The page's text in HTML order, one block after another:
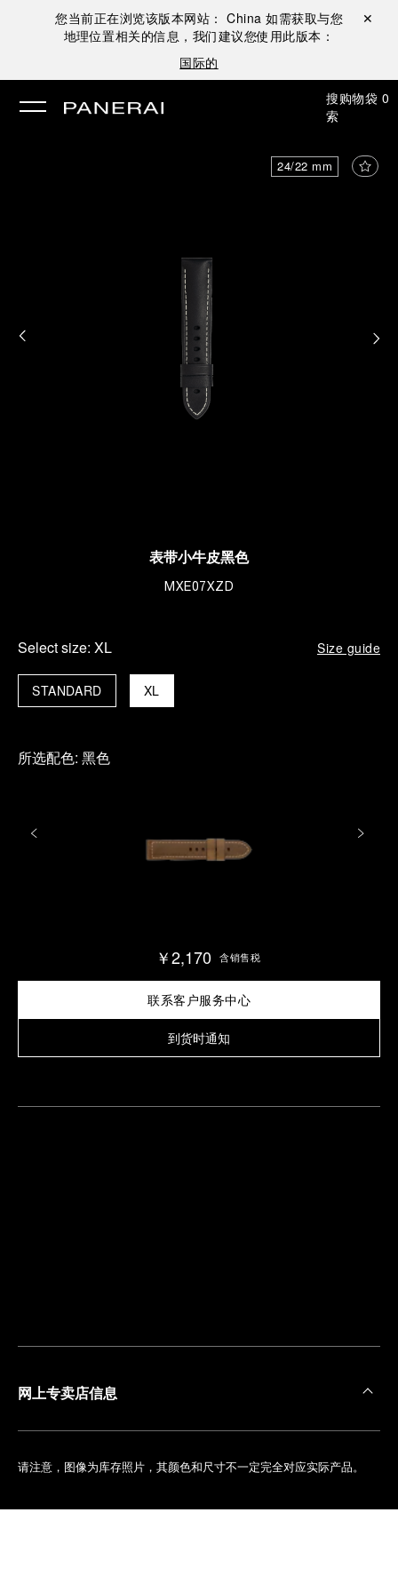
您当前正在浏览该版本网站： China 如需获取与您
地理位置相关的信息，我们建议您使用此版本：
国际的
关闭 ✕
搜
索
购物袋 0
24/22 mm
表带小牛皮黑色
MXE07XZD
Select size: XL Size guide
XL
STANDARD
所选配色: 黑色
￥2,170 含销售税
联系客户服务中心
到货时通知
网上专卖店信息
请注意，图像为库存照片，其颜色和尺寸不一定完全对应实际产品。